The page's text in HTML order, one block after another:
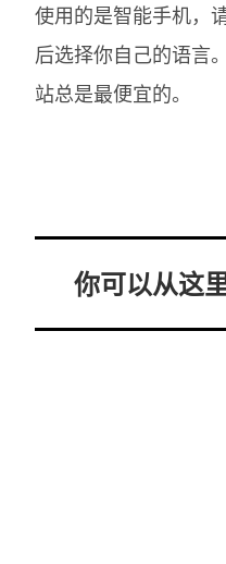
使用的是智能手机，
后选择你自己的语言
站总是最便宜的。
你可以从这